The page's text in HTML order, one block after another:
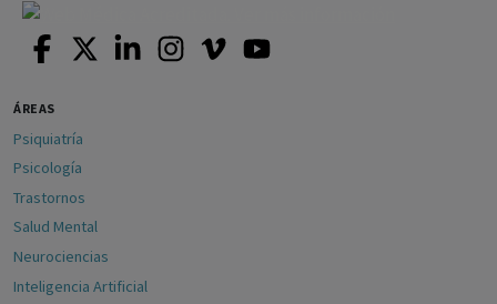
ÁREAS
Psiquiatría
Psicología
Trastornos
Salud Mental
Neurociencias
Inteligencia Artificial